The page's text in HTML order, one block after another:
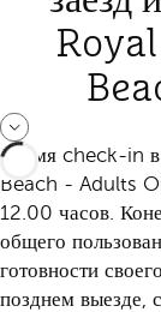
Время check-in
Beach - Adults
12.00 часов.
общего
готовности
позднем выезде,